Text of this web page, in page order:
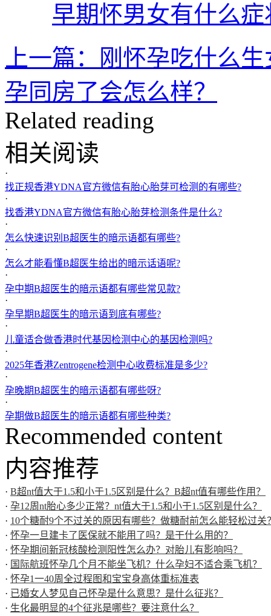
早期怀男女有什么
上一篇：刚怀孕吃什么
孕同房了会怎么样？
Related reading
相关阅读
·
找正规香港YDNA官方微信有胎心胎芽可检测的有哪些?
·
找香港YDNA官方微信有胎心胎芽检测条件是什么?
·
怎么快速识别B超医生的暗示语都有哪些?
·
怎么才能看懂B超医生给出的暗示话语呢?
·
孕中期B超医生的暗示语都有哪些常见款?
·
孕早期B超医生的暗示语到底有哪些?
·
儿童适合做香港时代基因检测中心的基因检测吗?
·
2025年香港Zentrogene检测中心收费标准是多少?
·
孕晚期B超医生的暗示语都有哪些呀?
·
孕期做B超医生的暗示语都有哪些种类?
Recommended content
内容推荐
· B超nt值大于1.5和小于1.5区别是什么？B超nt值有哪些作用？
· 孕12周nt胎心多少正常？nt值大于1.5和小于1.5区别是什么？
· 10个糖耐9个不过关的原因有哪些？做糖耐前怎么能轻松过关
· 怀孕一旦建卡了医保就不能用了吗？是干什么用的？
· 怀孕期间新冠核酸检测阳性怎么办？对胎儿有影响吗？
· 国际航班怀孕几个月不能坐飞机？什么孕妇不适合乘飞机？
· 怀孕1一40周全过程图和宝宝身高体重标准表
· 已婚女人梦见自己怀孕是什么意思？是什么征兆？
· 生化最明显的4个征兆是哪些？要注意什么？